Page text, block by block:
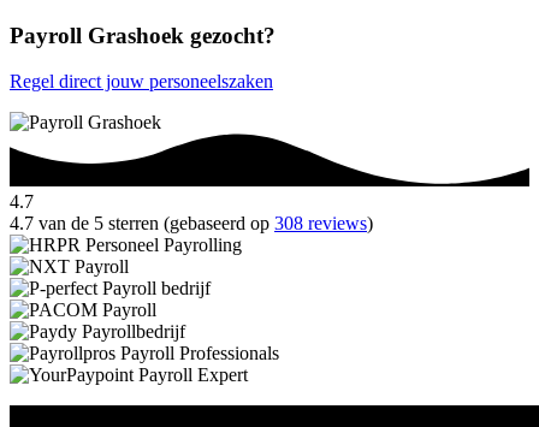
Payroll Grashoek gezocht?
Regel direct jouw personeelszaken
4.7
4.7 van de 5 sterren (gebaseerd op 308 reviews)